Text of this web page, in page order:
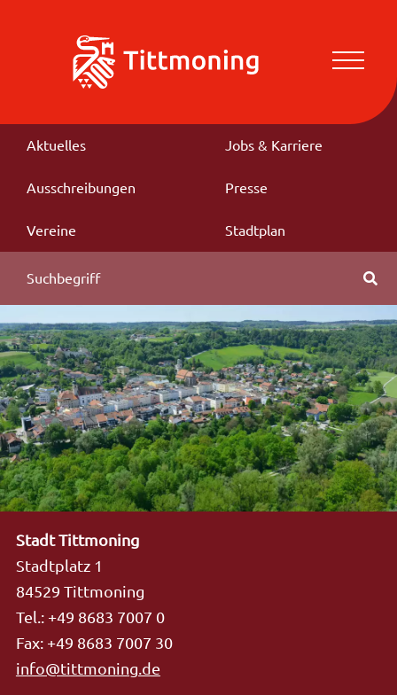
Aktuelles Jobs & Karriere
Ausschreibungen Presse
Vereine Stadtplan
Stadt Tittmoning
Stadtplatz 1
84529 Tittmoning
Tel.: +49 8683 7007 0
Fax: +49 8683 7007 30
info@tittmoning.de